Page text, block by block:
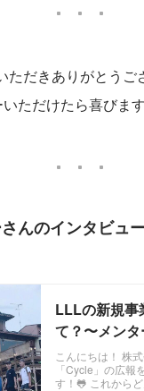
ただきありがとうご
いただけたら喜びま
んのインタビュ
LLLの新規事
て？〜メン
んにCycleの
編〜 | Cycle
こんにちは！ 株
「Cycle」の広報
す！🐸 これから